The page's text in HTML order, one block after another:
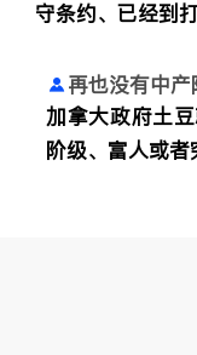
守条约、已经到
再也没有中产
加拿大政府土
阶级、富人或者